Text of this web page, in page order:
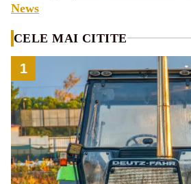
News
CELE MAI CITITE
1